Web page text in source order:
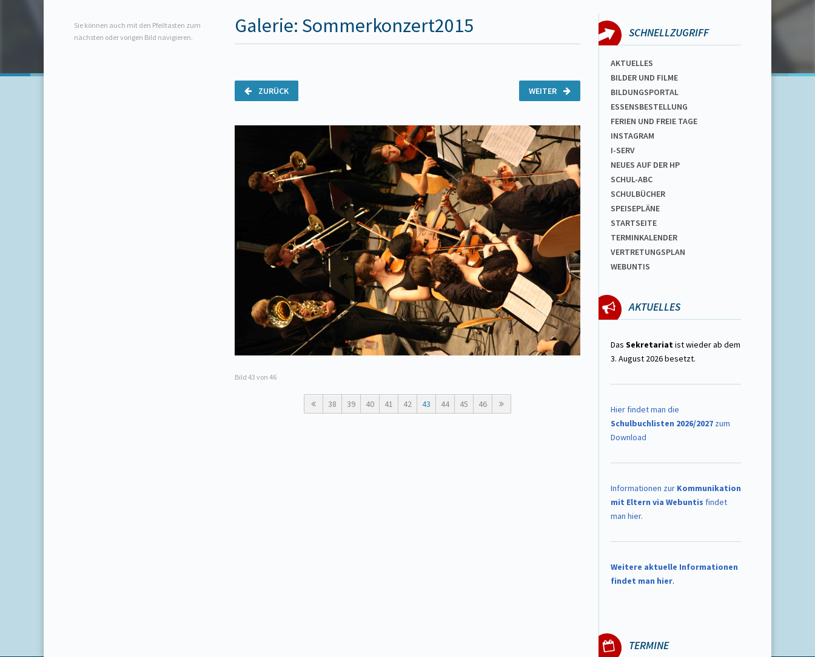
Sie können auch mit den Pfeiltasten zum
nächsten oder vorigen Bild navigieren.
Galerie: Sommerkonzert2015
WEITER
ZURÜCK
Bild 43 von 46
38 39 40 41 42 43 44 45 46
SCHNELLZUGRIFF
AKTUELLES
BILDER UND FILME
BILDUNGSPORTAL
ESSENSBESTELLUNG
FERIEN UND FREIE TAGE
INSTAGRAM
I-SERV
NEUES AUF DER HP
SCHUL-ABC
SCHULBÜCHER
SPEISEPLÄNE
STARTSEITE
TERMINKALENDER
VERTRETUNGSPLAN
WEBUNTIS
AKTUELLES
Das Sekretariatist wieder ab dem
3. August 2026 besetzt.
Hier findet man die
Schulbuchlisten 2026/2027 zum
Download
Informationen zur Kommunikation
mit Eltern via Webuntis findet
man hier.
Weitere aktuelle Informationen
findet man hier.
TERMINE